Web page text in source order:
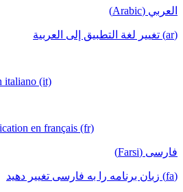
العربي (Arabic)
(ar) تغيير لغة التطبيق إلى العربية
italiano (it)
en français (fr)
فارسی (Farsi)
(fa) زبان برنامه را به فارسی تغییر دهید